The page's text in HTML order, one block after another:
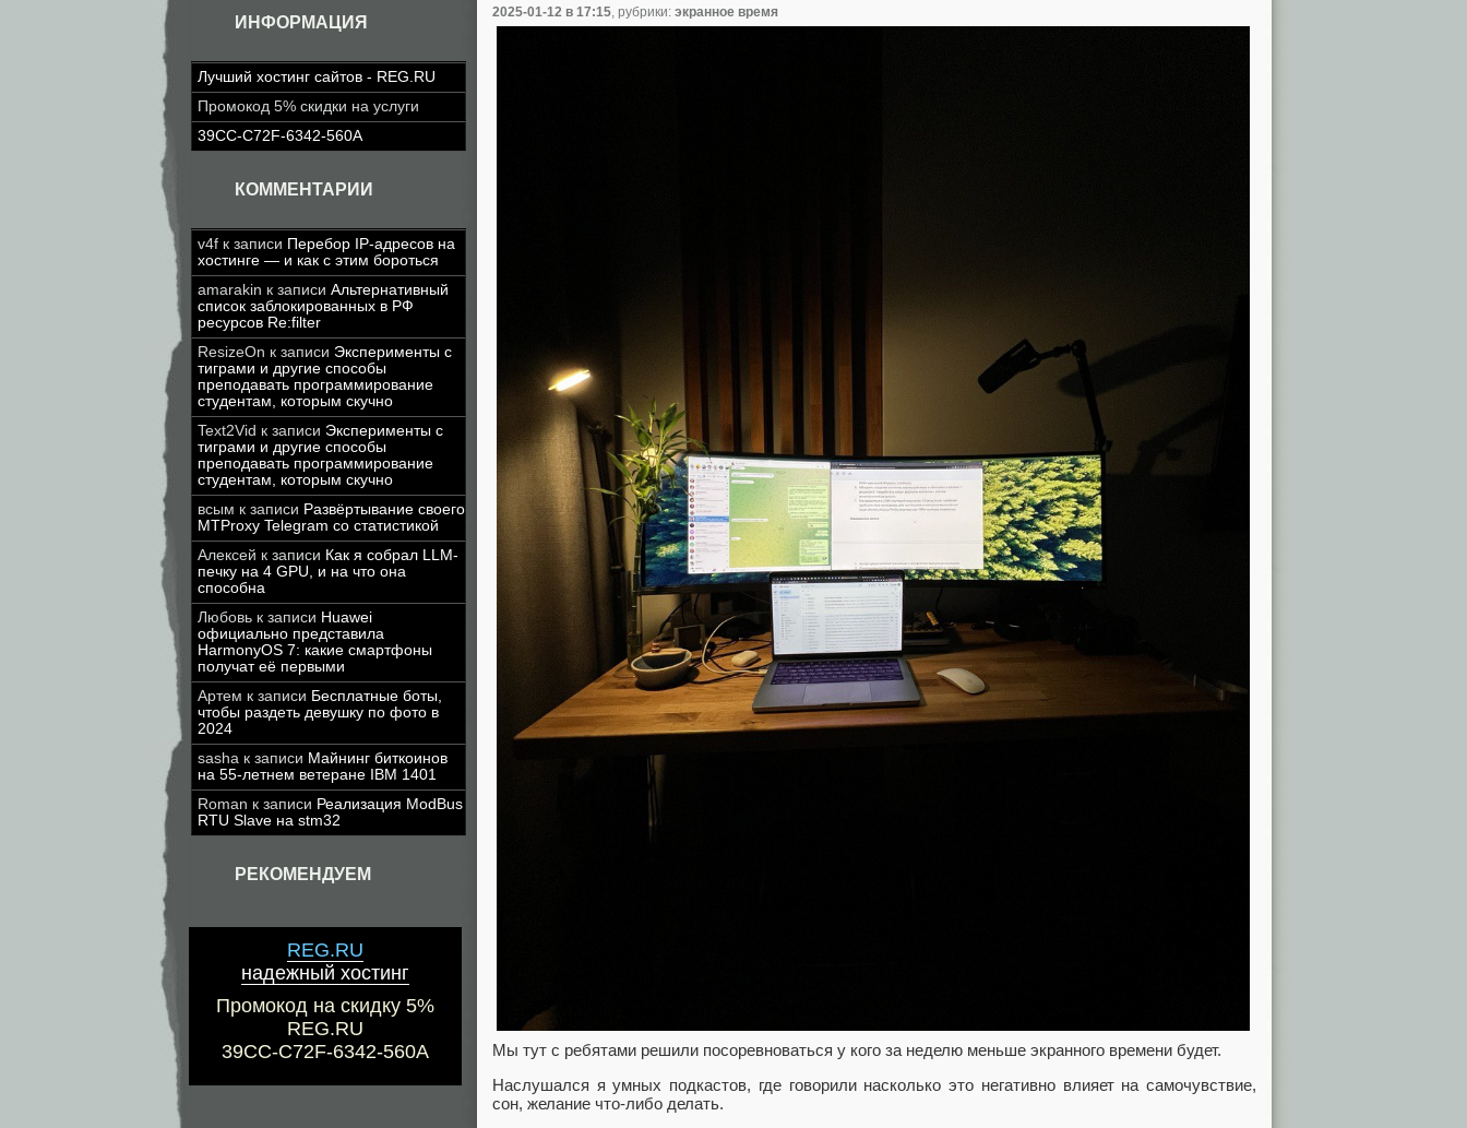
ИНФОРМАЦИЯ
Лучший хостинг сайтов - REG.RU
Промокод 5% скидки на услуги
39CC-C72F-6342-560A
КОММЕНТАРИИ
v4f к записи Перебор IP-адресов на
хостинге — и как с этим бороться
amarakin к записи Альтернативный
список заблокированных в РФ
ресурсов Re:filter
ResizeOn к записи Эксперименты с
тиграми и другие способы
преподавать программирование
студентам, которым скучно
Text2Vid к записи Эксперименты с
тиграми и другие способы
преподавать программирование
студентам, которым скучно
всым к записи Развёртывание своего
MTProxy Telegram со статистикой
Алексей к записи Как я собрал LLM-
печку на 4 GPU, и на что она
способна
Любовь к записи Huawei
официально представила
HarmonyOS 7: какие смартфоны
получат её первыми
Артем к записи Бесплатные боты,
чтобы раздеть девушку по фото в
2024
sasha к записи Майнинг биткоинов
на 55-летнем ветеране IBM 1401
Roman к записи Реализация ModBus
RTU Slave на stm32
РЕКОМЕНДУЕМ
REG.RU
надежный хостинг
Промокод на скидку 5%
REG.RU
39CC-C72F-6342-560A
2025-01-12 в 17:15, рубрики: экранное время
Мы тут с ребятами решили посоревноваться у кого за неделю меньше экранного времени будет.
Наслушался я умных подкастов, где говорили насколько это негативно влияет на самочувствие,
сон, желание что-либо делать.